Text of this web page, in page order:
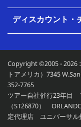
ディスカウント・
Copyright ©2005 - 2026
トアメリカ）7345
352-7765
ツアー自社催行23年目
（ST26870）
定代理店 ユニバーサル